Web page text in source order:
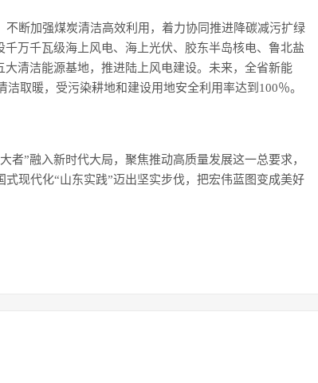
断加强煤炭清洁高效利用，着力协同推进降碳减污扩绿
万千瓦级海上风电、海上光伏、胶东半岛核电、鲁北盐
清洁能源基地，推进陆上风电建设。未来，全省新能
取暖，受污染耕地和建设用地安全利用率达到100％。
者”融入新时代大局，聚焦推动高质量发展这一总要求，
现代化“山东实践”迈出坚实步伐，把宏伟蓝图变成美好